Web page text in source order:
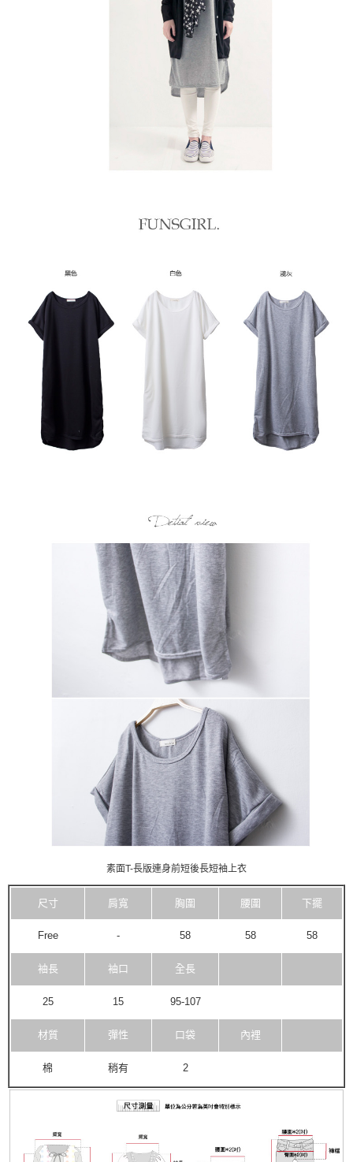
素面T-長版連身前短後長短袖上衣
尺寸 肩寬 胸圍 腰圍 下擺
Free - 58 58 58
袖長 袖口 全長
25 15 95-107
材質 彈性 口袋 內裡
棉 稍有 2